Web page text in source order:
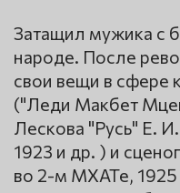
Затащил мужика с
народе. После
свои вещи в сфере
("Леди Макбет
Лескова "Русь" Е.
1923 и др. ) и
во 2-м МХАТе,